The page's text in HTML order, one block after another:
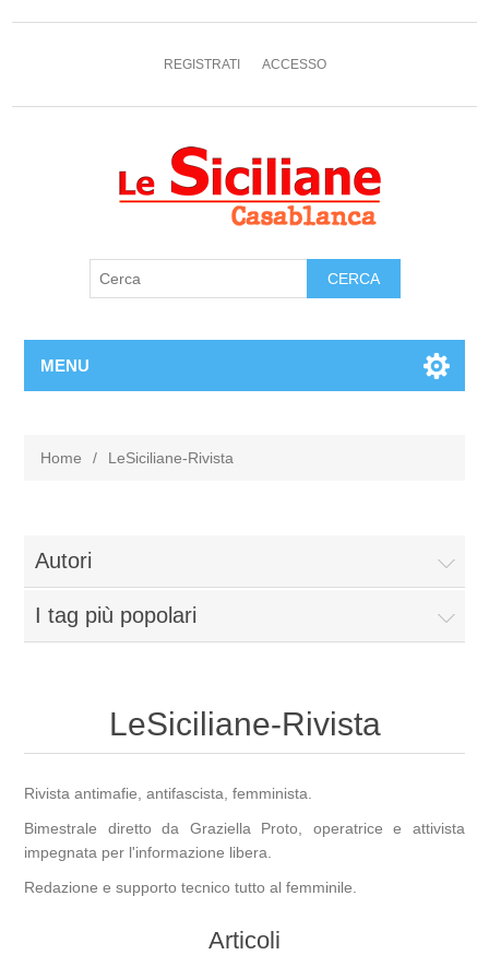
REGISTRATI ACCESSO
MENU
Home / LeSiciliane-Rivista
Autori
I tag più popolari
LeSiciliane-Rivista
Rivista antimafie, antifascista, femminista.
Bimestrale diretto da Graziella Proto, operatrice e attivista
impegnata per l'informazione libera.
Redazione e supporto tecnico tutto al femminile.
Articoli